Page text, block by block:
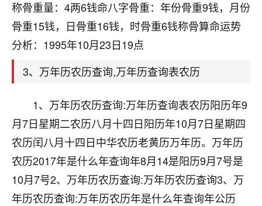
称骨重量：4两6钱命八字骨重：年份骨重9钱，月份
骨重15钱，日骨重16钱，时骨重6钱称骨算命运势
分析：1995年10月23日19点
3、万年历农历查询,万年历查询表农历
1、万年历农历查询:万年历查询表农历阳历年9
月7日星期二农历八月十四日阳历年10月7日星期四
农历闰八月十四日中华农历老黄历万年历。万年历
农历2017年是什么年查询年8月14是阳历9月7号是
10月7号2、万年历农历查询:万年历农历查询3、万
年历农历查询:万年历农历年是什么年查询年公历
心若莲花
我是做餐饮的，这两年，生意屡屡受挫，店开一家关
一家，要么生意不好，生意好的就出事。前些年攒的
回事？
鹿森：你可以找老师看看，人有时不服命不行
啊！
太阳当空赵：我也做餐饮的，生意不算大，但
是我从找店开始都是找慧来老师跟进的，选
址、风水、还有开业日子，哪哪都看了，虽然
大环境不好，但是我家生意还可以，前几天又
刚找老师做了补财库，希望财运更好一点！